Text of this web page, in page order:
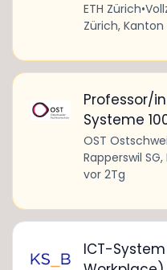
ETH Zürich•
Zürich,
Professor/
Systeme
OST
Rapperswil
vor 2Tg
ICT-